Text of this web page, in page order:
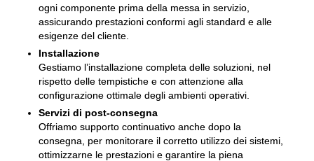
ogni componente prima della messa in servizio,
assicurando prestazioni conformi agli standard e alle
esigenze del cliente.
Installazione
Gestiamo l’installazione completa delle soluzioni, nel
rispetto delle tempistiche e con attenzione alla
configurazione ottimale degli ambienti operativi.
Servizi di post-consegna
Offriamo supporto continuativo anche dopo la
consegna, per monitorare il corretto utilizzo dei sistemi,
ottimizzarne le prestazioni e garantire la piena